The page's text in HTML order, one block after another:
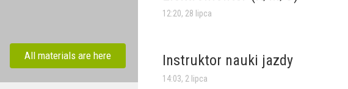
All materials are here
12:20, 28 lipca
Instruktor nauki jazdy
14:03, 2 lipca